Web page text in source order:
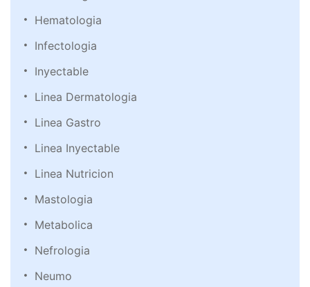
Hematologia
Infectologia
Inyectable
Linea Dermatologia
Linea Gastro
Linea Inyectable
Linea Nutricion
Mastologia
Metabolica
Nefrologia
Neumo